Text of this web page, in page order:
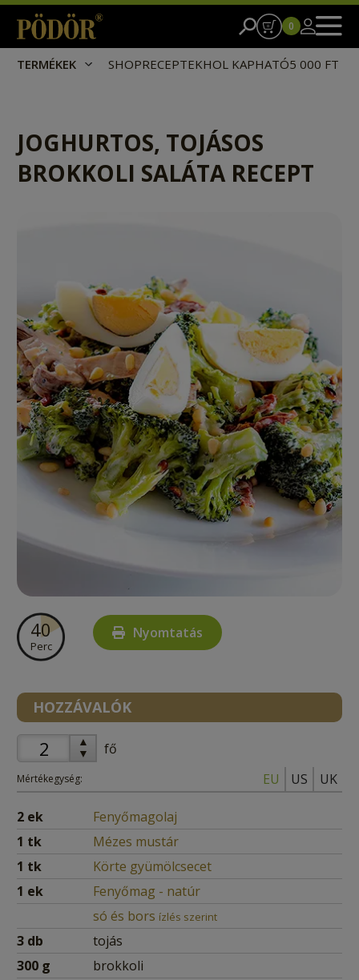
TERMÉKEK SHOPRECEPTEKHOL KAPHATÓ5 000 FT
0
JOGHURTOS, TOJÁSOS
BROKKOLI SALÁTA RECEPT
40
Perc
Nyomtatás
HOZZÁVALÓK
▲
▼ fő
Mértékegység: EU US UK
2 ek
Fenyőmagolaj
1 tk
Mézes mustár
1 tk
Körte gyümölcsecet
1 ek
Fenyőmag - natúr
só és bors ízlés szerint
3 db
tojás
300 g
brokkoli